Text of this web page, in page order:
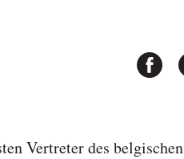
Vertreter des belgischen